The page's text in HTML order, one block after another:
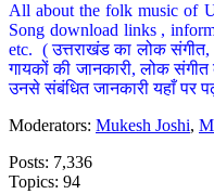
All about the folk music of
Song download links ,
etc. ( उत्तराखंड का लोक
गायकों की जानकारी, लोक
उनसे संबंधित जानकारी यहाँ पर
Moderators: Mukesh Joshi,
Posts: 7,336
Topics: 94